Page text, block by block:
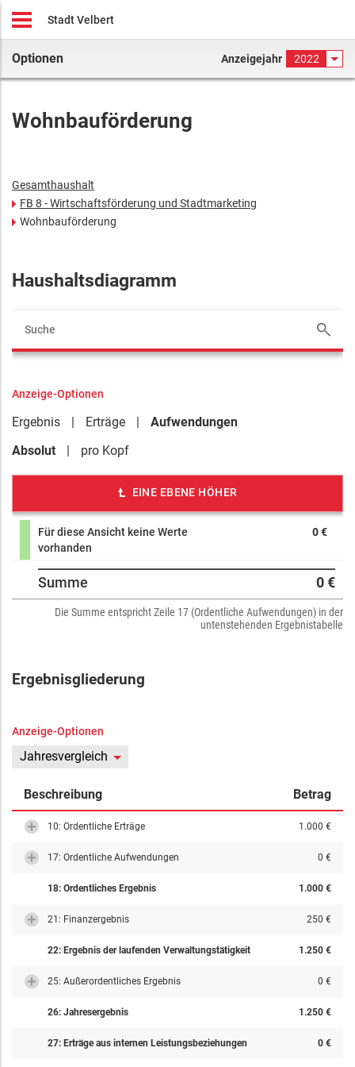
Stadt Velbert
Optionen Anzeigejahr 2022
Wohnbauförderung
Gesamthaushalt
FB 8 - Wirtschaftsförderung und Stadtmarketing
Wohnbauförderung
Haushaltsdiagramm
Anzeige-Optionen
Ergebnis Erträge
Aufwendungen
Absolut
pro Kopf
EINE EBENE HÖHER
Für diese Ansicht keine Werte
vorhanden
0 €
Summe 0 €
Die Summe entspricht Zeile 17 (Ordentliche Aufwendungen) in der
untenstehenden Ergebnistabelle
Ergebnisgliederung
Anzeige-Optionen
Jahresvergleich
Beschreibung Betrag
10: Ordentliche Erträge 1.000 €
17: Ordentliche Aufwendungen 0 €
18: Ordentliches Ergebnis 1.000 €
21: Finanzergebnis 250 €
22: Ergebnis der laufenden Verwaltungstätigkeit 1.250 €
25: Außerordentliches Ergebnis 0 €
26: Jahresergebnis 1.250 €
27: Erträge aus internen Leistungsbeziehungen 0 €